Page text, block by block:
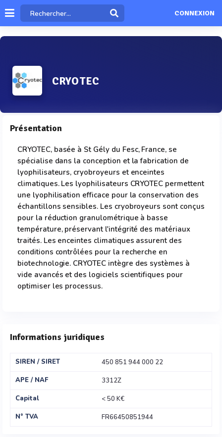
CONNEXION
CRYOTEC
Présentation
CRYOTEC, basée à St Gély du Fesc, France, se
spécialise dans la conception et la fabrication de
lyophilisateurs, cryobroyeurs et enceintes
climatiques. Les lyophilisateurs CRYOTEC permettent
une lyophilisation efficace pour la conservation des
échantillons sensibles. Les cryobroyeurs sont conçus
pour la réduction granulométrique à basse
température, préservant l'intégrité des matériaux
traités. Les enceintes climatiques assurent des
conditions contrôlées pour la recherche en
biotechnologie. CRYOTEC intègre des systèmes à
vide avancés et des logiciels scientifiques pour
optimiser les processus.
Informations juridiques
SIREN / SIRET
450 851 944 000 22
APE / NAF
3312Z
Capital
< 50 K€
N° TVA
FR66450851944